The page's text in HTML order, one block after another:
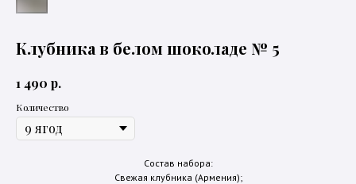
Клубника в белом шоколаде № 5
1 490 р.
Количество
Состав набора:
Свежая клубника (Армения);